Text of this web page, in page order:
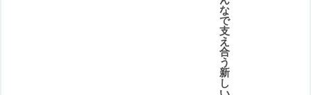
な
で
支
え
合
う
新
し